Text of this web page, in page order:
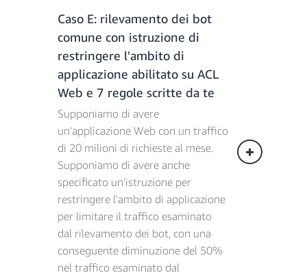
Costi dell'ACL Web = 4,93 € x 1 =
4,93 €
Costi per le regole = 0,99 € * (1 gruppo
di regole gestito + 7 regole) = 7,92 €
Oneri per richieste = 0,59 €/milione *
22 milioni = 12,98 €
Spese totali WAF = 25,83 €/mese
Costi di abbonamento per il
rilevamento dei bot = 9,87 € * 1 = 9,87
€
Costi delle richieste di rilevamento dei
bot = 0,99 €/milione * (22 milioni di
richieste - 10 milione di richieste
gratuite) = 11,88 €
Costi totali di rilevamento dei bot =
21,75 €/mese
Caso E: rilevamento dei bot
comune con istruzione di
restringere l'ambito di
applicazione abilitato su ACL
Web e 7 regole scritte da te
Supponiamo di avere
un'applicazione Web con un traffico
di 20 milioni di richieste al mese.
Supponiamo di avere anche
specificato un’istruzione per
restringere l’ambito di applicazione
per limitare il traffico esaminato
dal rilevamento dei bot, con una
conseguente diminuzione del 50%
nel traffico esaminato dal